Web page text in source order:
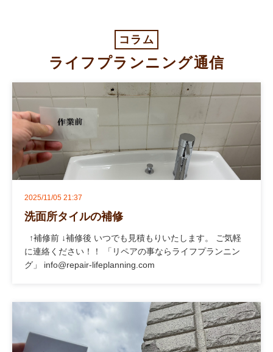
コラム
ライフプランニング通信
2025/11/05 21:37
洗面所タイルの補修
↑補修前 ↓補修後 いつでも見積もりいたします。 ご気軽
に連絡ください！！ 「リペアの事ならライフプランニン
グ」 info@repair-lifeplanning.com